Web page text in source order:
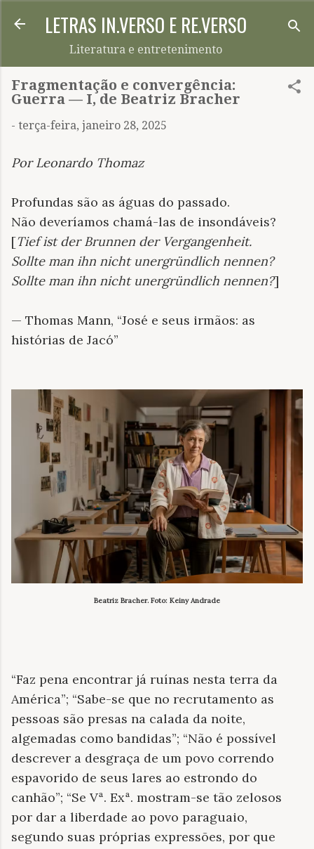
Pular para o conteúdo principal
LETRAS IN.VERSO E RE.VERSO
Literatura e entretenimento
Fragmentação e convergência:
Guerra — I, de Beatriz Bracher
- terça-feira, janeiro 28, 2025
Por Leonardo Thomaz
Profundas são as águas do passado.
Não deveríamos chamá-las de insondáveis?
[Tief ist der Brunnen der Vergangenheit.
Sollte man ihn nicht unergründlich nennen?
Sollte man ihn nicht unergründlich nennen?]
— Thomas Mann, “José e seus irmãos: as
histórias de Jacó”
Beatriz Bracher. Foto: Keiny Andrade
“Faz pena encontrar já ruínas nesta terra da
América”; “Sabe-se que no recrutamento as
pessoas são presas na calada da noite,
algemadas como bandidas”; “Não é possível
descrever a desgraça de um povo correndo
espavorido de seus lares ao estrondo do
canhão”; “Se Vª. Exª. mostram-se tão zelosos
por dar a liberdade ao povo paraguaio,
segundo suas próprias expressões, por que